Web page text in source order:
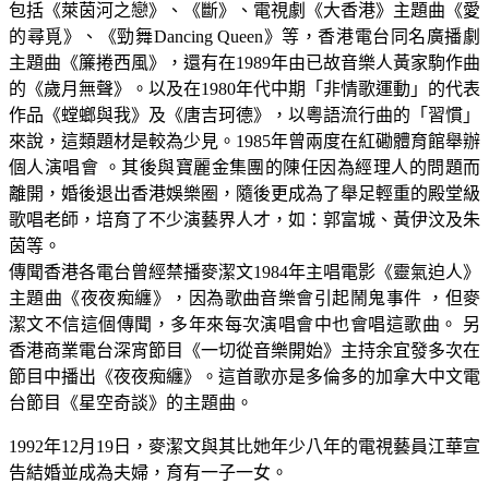
包括《萊茵河之戀》、《斷》、電視劇《大香港》主題曲《愛
的尋覓》、《勁舞Dancing Queen》等，香港電台同名廣播劇
主題曲《簾捲西風》，還有在1989年由已故音樂人黃家駒作曲
的《歲月無聲》。以及在1980年代中期「非情歌運動」的代表
作品《螳螂與我》及《唐吉珂德》，以粵語流行曲的「習慣」
來說，這類題材是較為少見。1985年曾兩度在紅磡體育館舉辦
個人演唱會 。其後與寶麗金集團的陳任因為經理人的問題而
離開，婚後退出香港娛樂圈，隨後更成為了舉足輕重的殿堂級
歌唱老師，培育了不少演藝界人才，如：郭富城、黃伊汶及朱
茵等。
傳聞香港各電台曾經禁播麥潔文1984年主唱電影《靈氣迫人》
主題曲《夜夜痴纏》，因為歌曲音樂會引起鬧鬼事件 ，但麥
潔文不信這個傳聞，多年來每次演唱會中也會唱這歌曲。 另
香港商業電台深宵節目《一切從音樂開始》主持余宜發多次在
節目中播出《夜夜痴纏》。這首歌亦是多倫多的加拿大中文電
台節目《星空奇談》的主題曲。
1992年12月19日，麥潔文與其比她年少八年的電視藝員江華宣
告結婚並成為夫婦，育有一子一女。